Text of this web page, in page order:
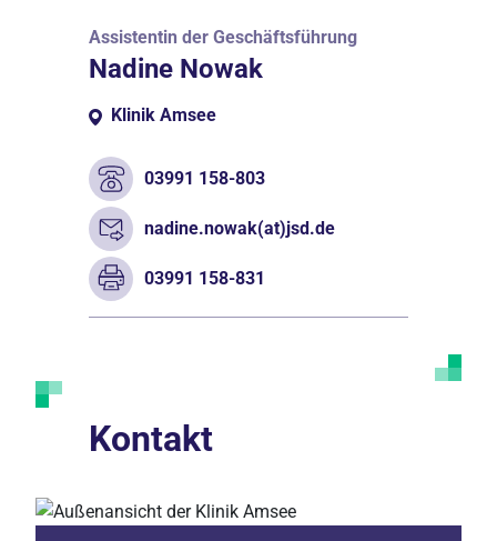
Assistentin der Geschäftsführung
Nadine Nowak
Klinik Amsee
03991 158-803
nadine.nowak(at)jsd.de
03991 158-831
Kontakt